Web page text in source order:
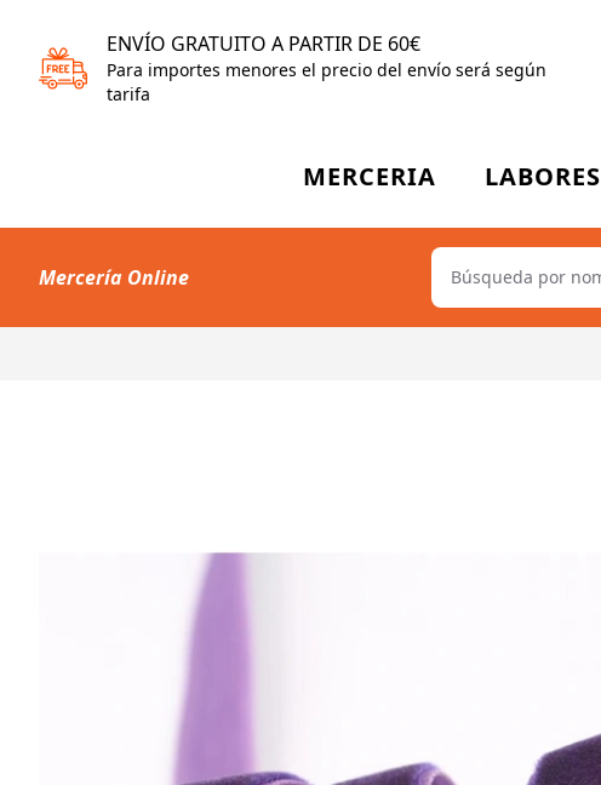
ENVÍO GRATUITO A PARTIR DE 60€
Para importes menores el precio del envío será según
tarifa
MERCERIA LABORES
Mercería Online